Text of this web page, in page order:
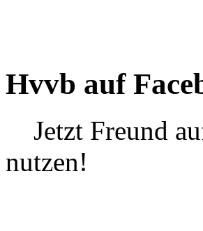
Hvvb auf
Jetzt Freund
nutzen!